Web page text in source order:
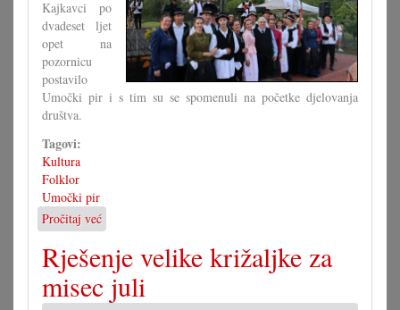
Kajkavci po
dvadeset ljet
opet na
pozornicu
postavilo
Umočki pir i s tim su se spomenuli na početke djelovanja
društva.
Tagovi:
Kultura
Folklor
Umočki pir
Pročitaj već
Jubilarna
predstava
umočkoga
pira
Rješenje velike križaljke za
misec juli